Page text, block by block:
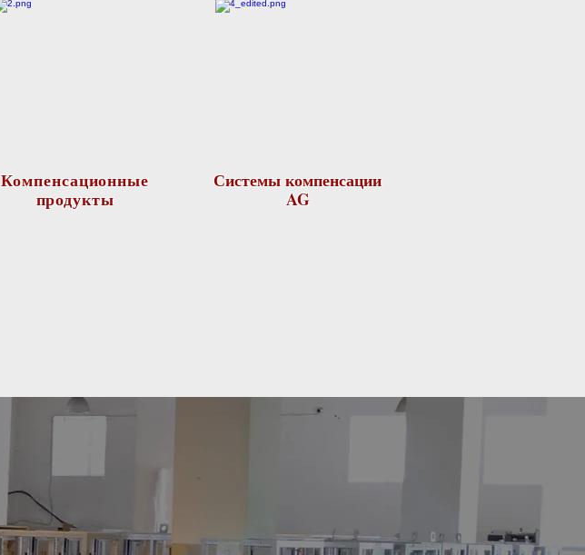
Компенсационные
продукты
Системы компенсации
AG